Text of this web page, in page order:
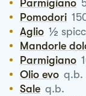
Parmigiano
Pomodori
Aglio ½
Mandorle
Parmigiano
Olio evo q.b.
Sale q.b.